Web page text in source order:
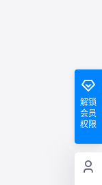
解锁
会员
权限